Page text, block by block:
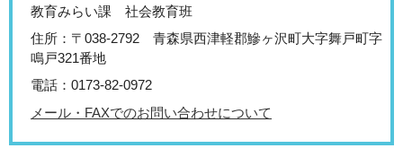
教育みらい課 社会教育班
住所：〒038-2792 青森県西津軽郡鰺ヶ沢町大字舞戸町字
鳴戸321番地
電話：0173-82-0972
メール・FAXでのお問い合わせについて